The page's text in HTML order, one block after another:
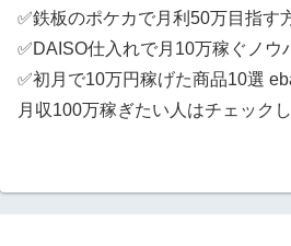
✅鉄板のポケカで月利50万目指す
✅DAISO仕入れで月10万稼ぐノウ
✅初月で10万円稼げた商品10選
月収100万稼ぎたい人はチェック